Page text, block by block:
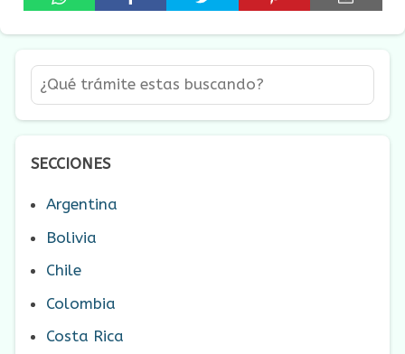
SECCIONES
Argentina
Bolivia
Chile
Colombia
Costa Rica